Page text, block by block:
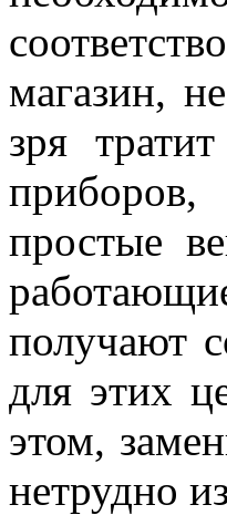
магазин,
зря
простые
получают
для этих
этом,
нетрудно